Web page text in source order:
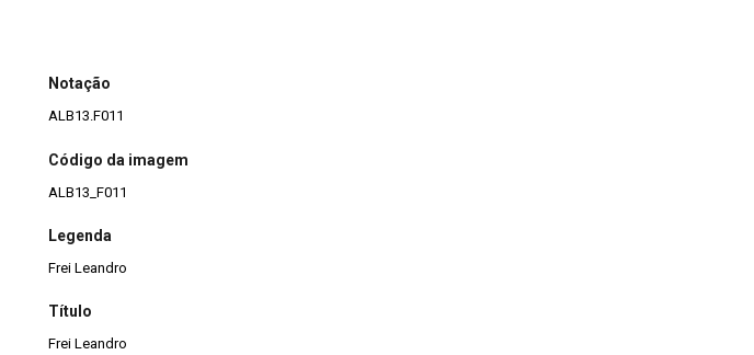
Notação
ALB13.F011
Código da imagem
ALB13_F011
Legenda
Frei Leandro
Título
Frei Leandro